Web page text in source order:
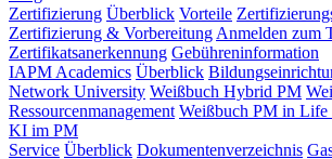
Zertifizierung Überblick Vorteile
Zertifizierung & Vorbereitung Anmelden zum
Zertifikatsanerkennung Gebühreninformation
IAPM Academics Überblick
Network University Weißbuch Hybrid PM
Ressourcenmanagement Weißbuch PM in Life
KI im PM
Service Überblick Dokumentenverzeichnis